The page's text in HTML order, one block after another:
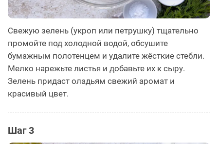
Свежую зелень (укроп или петрушку) тщательно
промойте под холодной водой, обсушите
бумажным полотенцем и удалите жёсткие стебли.
Мелко нарежьте листья и добавьте их к сыру.
Зелень придаст оладьям свежий аромат и
красивый цвет.
Шаг 3